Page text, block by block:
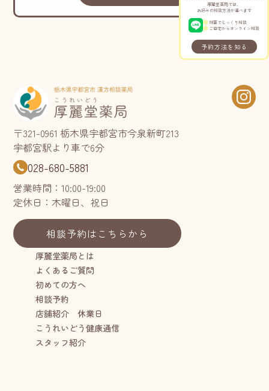
厚麗堂薬局では、
お好みの相談方法が選べます
対面でじっくり相談
ご自宅からオンライン相談
予約方法を知る
〒321-0961 栃木県宇都宮市今泉新町213
宇都宮駅より車で6分
028-680-5881
営業時間：10:00-19:00
定休日：木曜日、祝日
相談予約はこちらから
厚麗堂薬局とは
よくあるご質問
初めての方へ
相談予約
店舗紹介 休業日
こうれいどう健康通信
スタッフ紹介